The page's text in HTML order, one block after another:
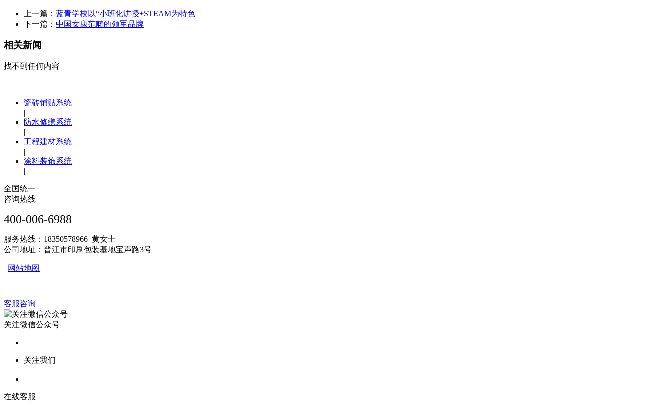
上一篇： 蓝青学校以“小班化讲授+STEAM为特色
下一篇： 中国女康范畴的领军品牌
相关新闻
找不到任何内容
瓷砖铺贴系统
|
防水修缮系统
|
工程建材系统
|
涂料装饰系统
|
全国统一
咨询热线
400-006-6988
服务热线：18350578966 黄女士
公司地址：晋江市印刷包装基地宝声路3号
网站地图
客服咨询
关注微信公众号
关注我们
在线客服